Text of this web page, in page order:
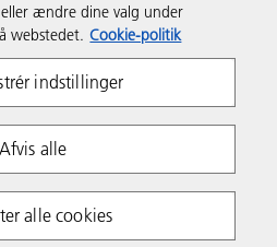
Anvendelsesvilkår
Policy
ændre dine valg under
webstedet. Cookie-politik
indstillinger
Afvis alle
alle cookies